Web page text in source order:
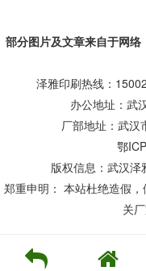
部分图片及文章来自于网
泽雅印刷热线：
办公地址：武
厂部地址：武汉
鄂
版权信息：武汉
郑重申明： 本站杜绝造假
关